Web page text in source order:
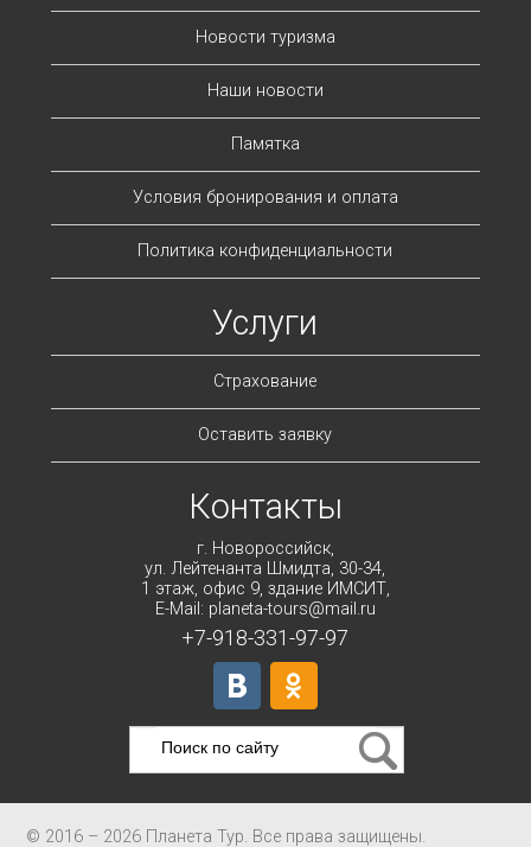
Новости туризма
Наши новости
Памятка
Условия бронирования и оплата
Политика конфиденциальности
Услуги
Страхование
Оставить заявку
Контакты
г. Новороссийск,
ул. Лейтенанта Шмидта, 30-34,
1 этаж, офис 9, здание ИМСИТ,
E-Mail: planeta-tours@mail.ru
+7-918-331-97-97
© 2016 – 2026 Планета Тур. Все права защищены.